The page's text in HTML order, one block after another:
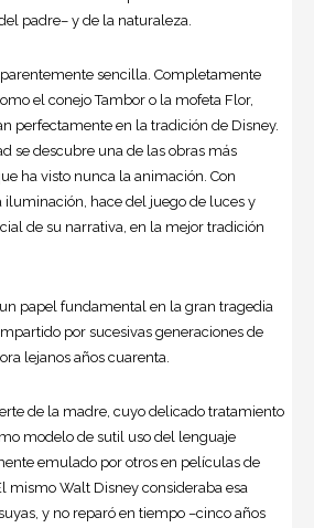
padre– y de la naturaleza.
sencilla. Completamente
el conejo Tambor o la mofeta Flor,
perfectamente en la tradición de Disney.
se descubre una de las obras más
ha visto nunca la animación. Con
iluminación, hace del juego de luces y
de su narrativa, en la mejor tradición
papel fundamental en la gran tragedia
por sucesivas generaciones de
lejanos años cuarenta.
de la madre, cuyo delicado tratamiento
modelo de sutil uso del lenguaje
emulado por otros en películas de
mismo Walt Disney consideraba esa
y no reparó en tiempo –cinco años